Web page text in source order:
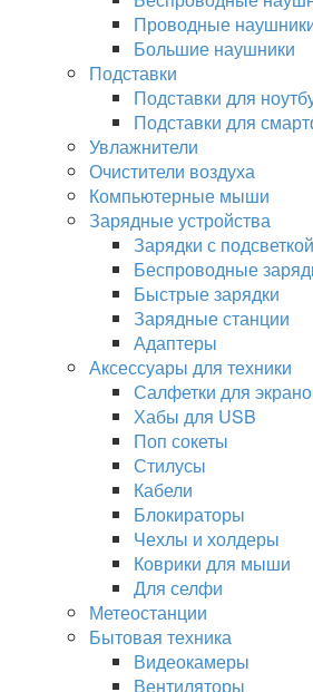
Проводные
Большие наушники
Подставки
Подставки для
Подставки для
Увлажнители
Очистители воздуха
Компьютерные мыши
Зарядные устройства
Зарядки с подсветкой
Беспроводные
Быстрые зарядки
Зарядные станции
Адаптеры
Аксессуары для техники
Салфетки для
Хабы для USB
Поп сокеты
Стилусы
Кабели
Блокираторы
Чехлы и холдеры
Коврики для мыши
Для селфи
Метеостанции
Бытовая техника
Видеокамеры
Вентиляторы